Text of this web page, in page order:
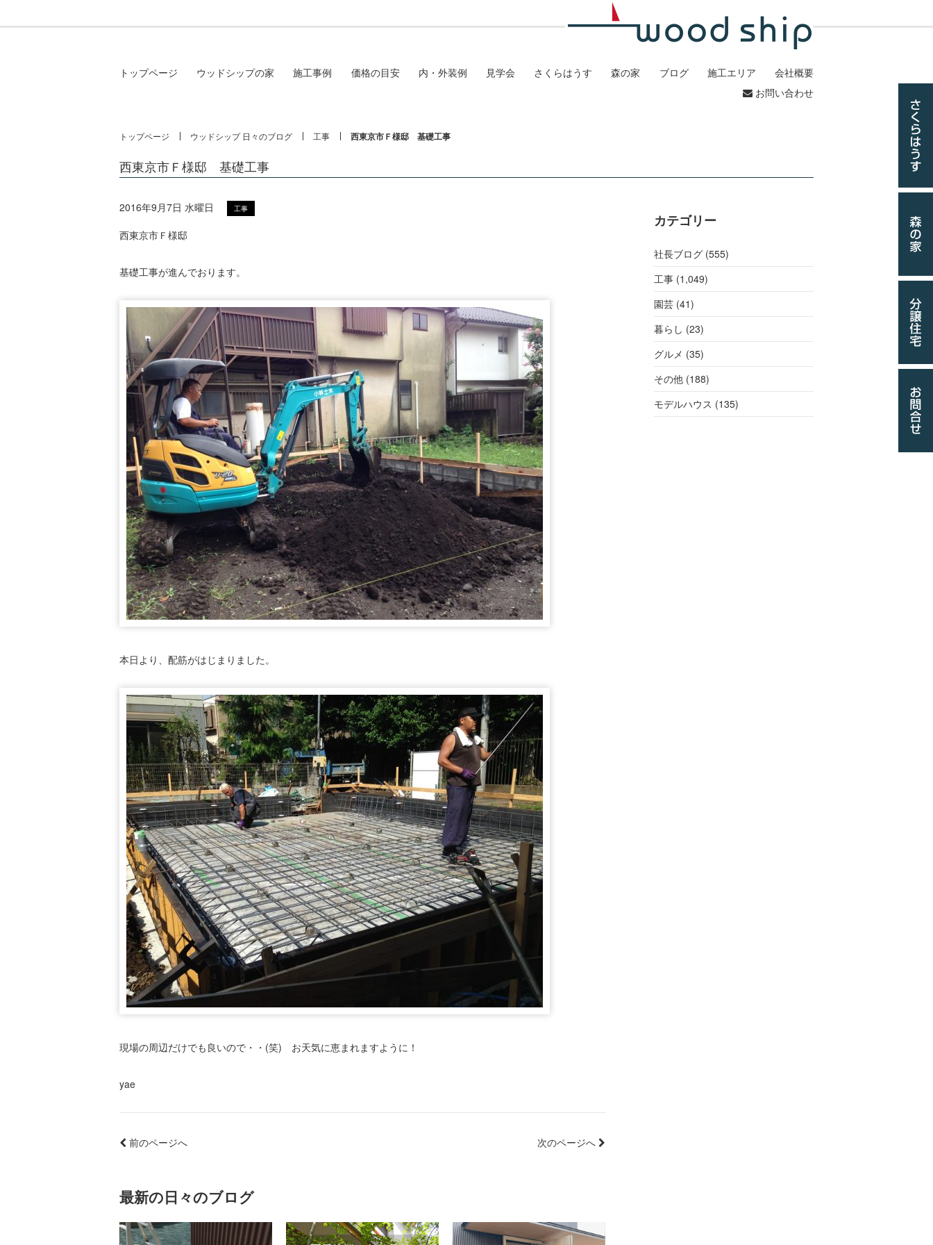
トップページ ウッドシップの家 施工事例 価格の目安 内・外装例 見学会 さくらはうす 森の家 ブログ 施工エリア
会社概要
お問い合わせ
トップページ ウッドシップ 日々のブログ 工事 西東京市Ｆ様邸 基礎工事
西東京市Ｆ様邸 基礎工事
2016年9月7日 水曜日 工事
西東京市Ｆ様邸
基礎工事が進んでおります。
本日より、配筋がはじまりました。
現場の周辺だけでも良いので・・(笑) お天気に恵まれますように！
yae
前のページへ 次のページへ
最新の日々のブログ
カテゴリー
社長ブログ (555)
工事 (1,049)
園芸 (41)
暮らし (23)
グルメ (35)
その他 (188)
モデルハウス (135)